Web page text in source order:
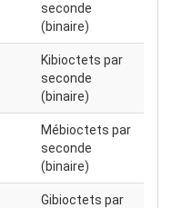
seconde
(binaire)
Kibioctets par
seconde
(binaire)
Mébioctets par
seconde
(binaire)
Gibioctets par